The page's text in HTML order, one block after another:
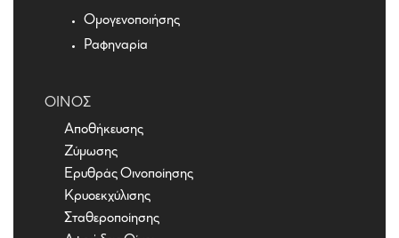
Ομογενοποιήσης
Ραφηναρία
ΟΊΝΟΣ
Αποθήκευσης
Ζύμωσης
Ερυθράς Οινοποίησης
Κρυοεκχύλισης
Σταθεροποίησης